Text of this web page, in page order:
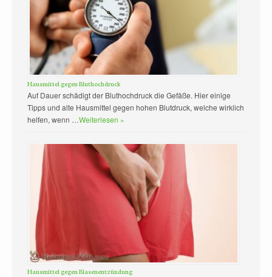
Hausmittel gegen Bluthochdruck
Auf Dauer schädigt der Bluthochdruck die Gefäße. Hier einige
Tipps und alte Hausmittel gegen hohen Blutdruck, welche wirklich
helfen, wenn …Weiterlesen »
Hausmittel gegen Blasenentzündung